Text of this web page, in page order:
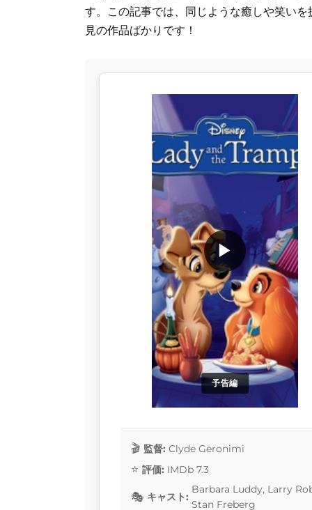
す。この記事では、同じような癒しや笑い
見の作品ばかりです！
予告編
▶
監督: Clyde Geronimi
評価: IMDb 7.3
キャスト:
Barbara Luddy, Larry
Stan Freberg